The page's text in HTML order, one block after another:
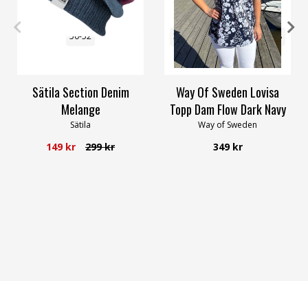
50-52
Sätila Section Denim
Melange
Sätila
149 kr 299 kr
32/34 48/50 52/54 56/58
Way Of Sweden Lovisa
Topp Dam Flow Dark Navy
Way of Sweden
349 kr